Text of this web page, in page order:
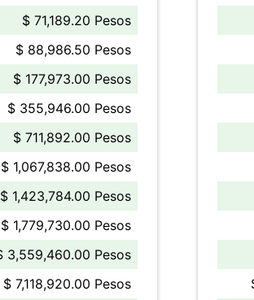
$ 71,189.20 Pesos
$ 88,986.50 Pesos
$ 177,973.00 Pesos
$ 355,946.00 Pesos
$ 711,892.00 Pesos
$ 1,067,838.00 Pesos
$ 1,423,784.00 Pesos
$ 1,779,730.00 Pesos
3,559,460.00 Pesos
$ 7,118,920.00 Pesos